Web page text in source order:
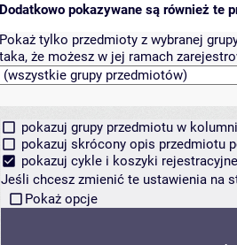
Dodatkowo pokazywane są również te
Pokaż tylko przedmioty z wybranej
taka, że możesz w jej ramach
pokazuj grupy przedmiotu w
pokazuj skrócony opis przedmiotu
pokazuj cykle i koszyki rejestracyjne
Jeśli chcesz zmienić te ustawienia na
Pokaż opcje